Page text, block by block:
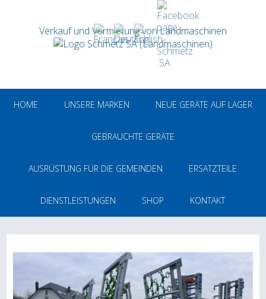
Verkauf und Vermietung von Landmaschinen
HOME UNSERE MARKEN NEUE GERÄTE AUF LAGER
GEBRAUCHTE GERÄTE
AUSRÜSTUNG FÜR DIE GEMEINDEN ERSATZTEILE
DIENSTLEISTUNGEN SHOP KONTAKT